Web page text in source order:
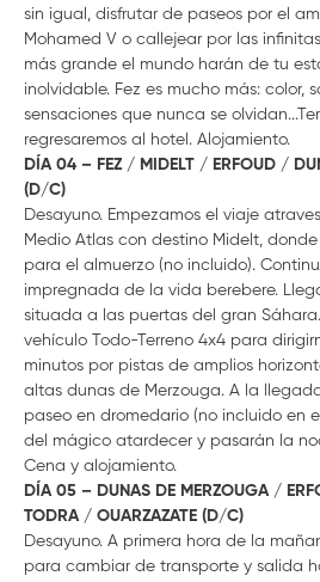
sin igual, disfrutar de paseos por el
Mohamed V o callejear por las
más grande el mundo harán de tu
inolvidable. Fez es mucho más: color,
sensaciones que nunca se
regresaremos al hotel. Alojamiento.
DÍA 04 – FEZ / MIDELT / ERFOUD /
(D/C)
Desayuno. Empezamos el viaje
Medio Atlas con destino Midelt,
para el almuerzo (no incluido).
impregnada de la vida berebere.
situada a las puertas del gran
vehículo Todo-Terreno 4x4 para
minutos por pistas de amplios
altas dunas de Merzouga. A la
paseo en dromedario (no incluido en
del mágico atardecer y pasarán la
Cena y alojamiento.
DÍA 05 – DUNAS DE MERZOUGA /
TODRA / OUARZAZATE (D/C)
Desayuno. A primera hora de la
para cambiar de transporte y salida